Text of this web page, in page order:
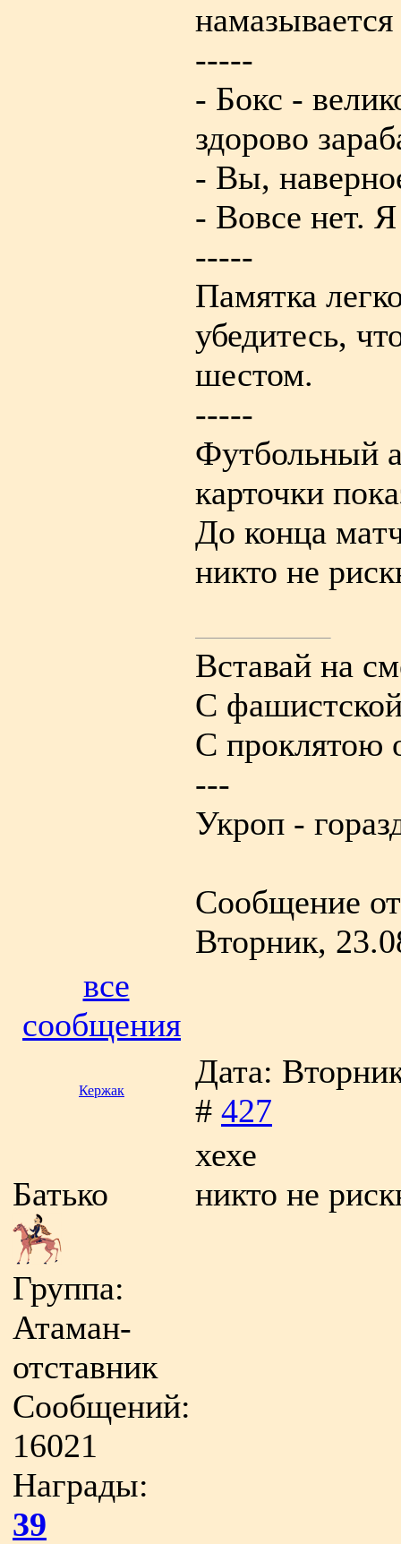
-----
- Бокс -
здорово
- Вы,
- Вовсе нет.
-----
Памятка
убедитесь,
шестом.
-----
Футбольный
кaрточки
До концa
никто не
Вставай на
С
С проклятою
---
Укроп -
Сообщение
Вторник,
все
сообщения
Кержак
Дата:
# 427
Батько
Группа:
Атаман-
отставник
Сообщений:
16021
Награды:
39
хехе
никто не